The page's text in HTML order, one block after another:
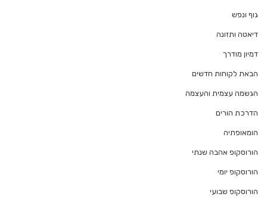
גוף ונפש
דיאטה ותזונה
דמיון מודרך
הבאת לקוחות חדשים
הגשמה עצמית והעצמה
הדרכת הורים
הומאופתיה
הורוסקופ אהבה שנתי
הורוסקופ יומי
הורוסקופ שבועי